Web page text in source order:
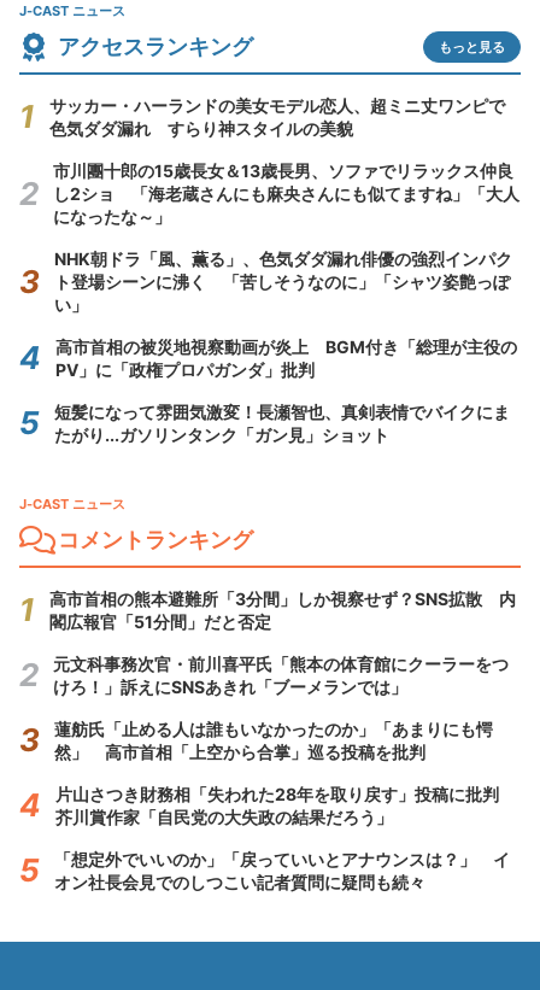
J-CAST ニュース
アクセスランキング もっと見る
サッカー・ハーランドの美女モデル恋人、超ミニ丈ワンピで
色気ダダ漏れ すらり神スタイルの美貌
市川團十郎の15歳長女＆13歳長男、ソファでリラックス仲良
し2ショ 「海老蔵さんにも麻央さんにも似てますね」「大人
になったな～」
NHK朝ドラ「風、薫る」、色気ダダ漏れ俳優の強烈インパク
ト登場シーンに沸く 「苦しそうなのに」「シャツ姿艶っぽ
い」
高市首相の被災地視察動画が炎上 BGM付き「総理が主役の
PV」に「政権プロパガンダ」批判
短髪になって雰囲気激変！長瀬智也、真剣表情でバイクにま
たがり...ガソリンタンク「ガン見」ショット
J-CAST ニュース
コメントランキング
高市首相の熊本避難所「3分間」しか視察せず？SNS拡散 内
閣広報官「51分間」だと否定
元文科事務次官・前川喜平氏「熊本の体育館にクーラーをつ
けろ！」訴えにSNSあきれ「ブーメランでは」
蓮舫氏「止める人は誰もいなかったのか」「あまりにも愕
然」 高市首相「上空から合掌」巡る投稿を批判
片山さつき財務相「失われた28年を取り戻す」投稿に批判
芥川賞作家「自民党の大失政の結果だろう」
「想定外でいいのか」「戻っていいとアナウンスは？」 イ
オン社長会見でのしつこい記者質問に疑問も続々